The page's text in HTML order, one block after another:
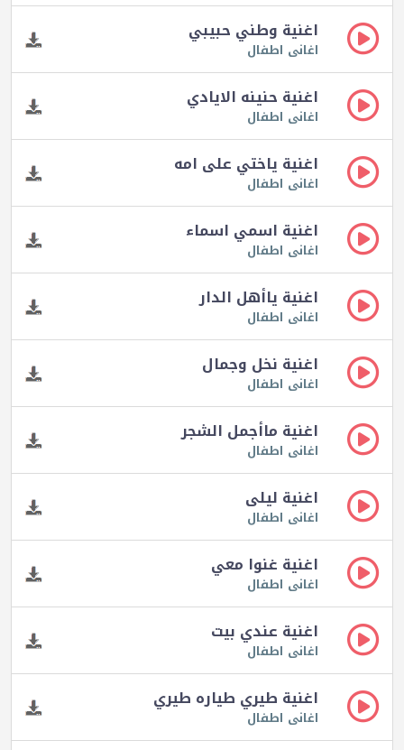
اغنية وطني حبيبي
اغانى اطفال
اغنية حنينه الايادي
اغانى اطفال
اغنية ياختي على امه
اغانى اطفال
اغنية اسمي اسماء
اغانى اطفال
اغنية ياأهل الدار
اغانى اطفال
اغنية نخل وجمال
اغانى اطفال
اغنية ماأجمل الشجر
اغانى اطفال
اغنية ليلى
اغانى اطفال
اغنية غنوا معي
اغانى اطفال
اغنية عندي بيت
اغانى اطفال
اغنية طيري طياره طيري
اغانى اطفال